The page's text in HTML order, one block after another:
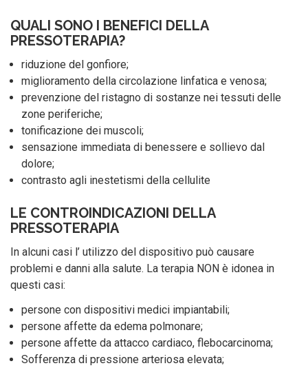
QUALI SONO I BENEFICI DELLA
PRESSOTERAPIA?
riduzione del gonfiore;
miglioramento della circolazione linfatica e venosa;
prevenzione del ristagno di sostanze nei tessuti delle
zone periferiche;
tonificazione dei muscoli;
sensazione immediata di benessere e sollievo dal
dolore;
contrasto agli inestetismi della cellulite
LE CONTROINDICAZIONI DELLA
PRESSOTERAPIA
In alcuni casi l’ utilizzo del dispositivo può causare
problemi e danni alla salute. La terapia NON è idonea in
questi casi:
persone con dispositivi medici impiantabili;
persone affette da edema polmonare;
persone affette da attacco cardiaco, flebocarcinoma;
Sofferenza di pressione arteriosa elevata;